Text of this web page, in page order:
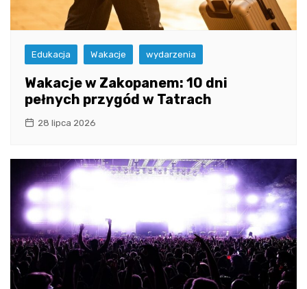
Edukacja Wakacje wydarzenia
Wakacje w Zakopanem: 10 dni
pełnych przygód w Tatrach
28 lipca 2026